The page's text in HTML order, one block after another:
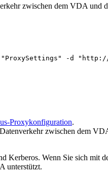
zwischen dem VDA und
-d
Proxykonfiguration.
zwischen dem
Kerberos. Wenn Sie sich mit
unterstützt.